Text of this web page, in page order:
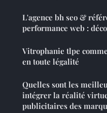
L'agence bh seo &
performance web :
Vitrophanie tlpe
en toute légalité
Quelles sont les
intégrer la réalité
publicitaires des